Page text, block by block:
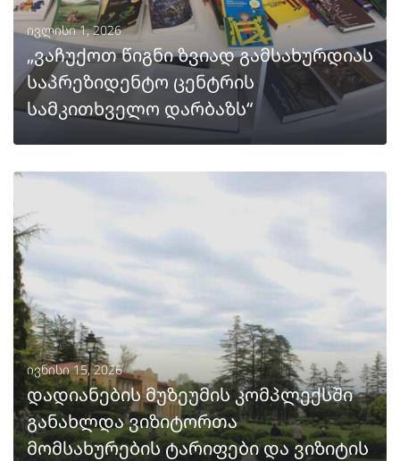
ივლისი 1, 2026
„ვაჩუქოთ წიგნი ზვიად გამსახურდიას
საპრეზიდენტო ცენტრის
სამკითხველო დარბაზს“
ივნისი 15, 2026
დადიანების მუზეუმის კომპლექსში
განახლდა ვიზიტორთა
მომსახურების ტარიფები და ვიზიტის